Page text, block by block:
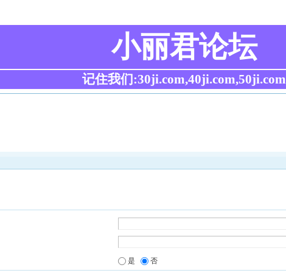
小丽君论坛
记住我们:30ji.com,40ji.com,50ji.com
是 否